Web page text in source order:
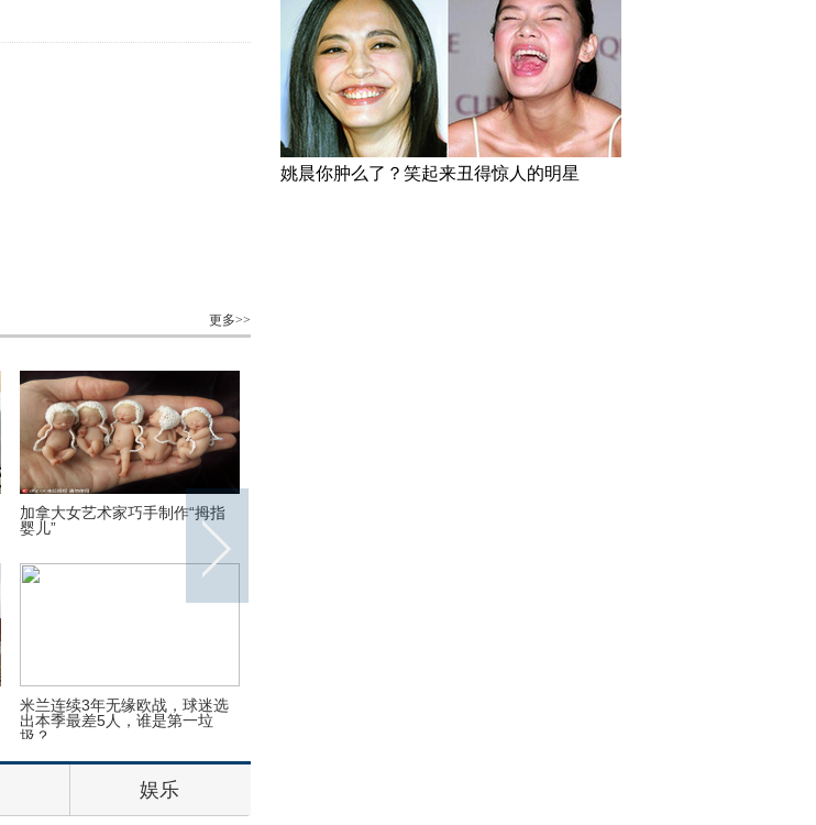
更多>>
加拿大女艺术家巧手制作“拇指
婴儿”
米兰连续3年无缘欧战，球迷选
出本季最差5人，谁是第一垃
圾？
娱乐
姚晨你肿么了？笑起来丑得惊人的明星